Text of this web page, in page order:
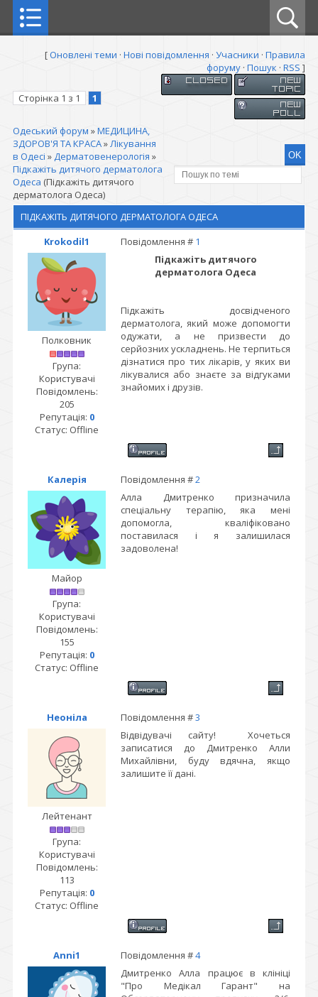
[Оновлені теми · Нові повідомлення · Учасники · Правила
форуму · Пошук · RSS ]
Сторінка 1 з 1 1
Одеський форум »МЕДИЦИНА,
ЗДОРОВ'Я ТА КРАСА»Лікування
в Одесі »Дерматовенерологія »
Підкажіть дитячого дерматолога
Одеса (Підкажіть дитячого
дерматолога Одеса)
ПІДКАЖІТЬ ДИТЯЧОГО ДЕРМАТОЛОГА ОДЕСА
Krokodil1
Повідомлення # 1
Полковник
Група:
Користувачі
Повідомлень:
205
Репутація: 0
Статус: Offline
Підкажіть дитячого
дерматолога Одеса
Підкажіть досвідченого
дерматолога, який може допомогти
одужати, а не призвести до
серйозних ускладнень. Не терпиться
дізнатися про тих лікарів, у яких ви
лікувалися або знаєте за відгуками
знайомих і друзів.
Калерія Повідомлення #2
Майор
Група:
Користувачі
Повідомлень:
155
Репутація: 0
Статус: Offline
Алла Дмитренко призначила
спеціальну терапію, яка мені
допомогла, кваліфіковано
поставилася і я залишилася
задоволена!
Неоніла Повідомлення #3
Лейтенант
Група:
Користувачі
Повідомлень:
113
Репутація: 0
Статус: Offline
Відвідувачі сайту! Хочеться
записатися до Дмитренко Алли
Михайлівни, буду вдячна, якщо
залишите її дані.
Anni1 Повідомлення #4
Дмитренко Алла працює в клініці
"Про Медікал Гарант" на